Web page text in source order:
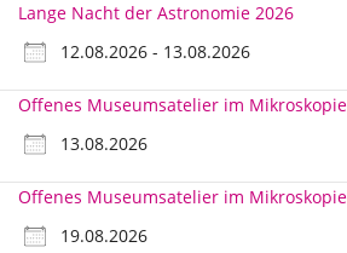
Lange Nacht der Astronomie 2026
12.08.2026 - 13.08.2026
Offenes Museumsatelier im
13.08.2026
Offenes Museumsatelier im
19.08.2026